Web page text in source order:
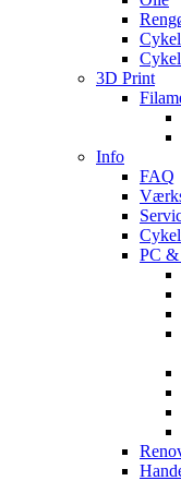
3D Print
Info
FAQ
PC